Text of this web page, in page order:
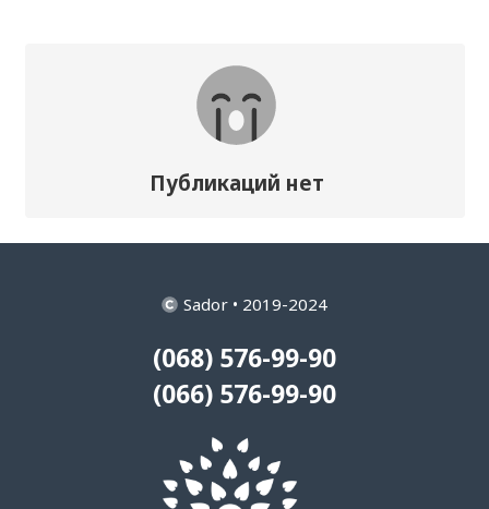
Публикаций нет
Sador • 2019-2024
(068) 576-99-90
(066) 576-99-90